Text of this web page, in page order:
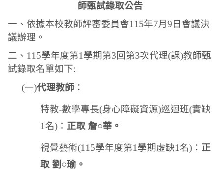
師甄試錄取公告
一、依據本校教師評審委員會115年7月9 日會議決
議辦理。
二、 115學年度第1 學期第3回第3次代理(課)教師甄
試錄取名單如下:
(一)代理教師 ：
特教-數學專長(身心障礙資源)巡迴班(實缺
1 名) ： 正取 詹○華。
視覺藝術(115學年度第1 學期虛缺1 名) ： 正
取 劉○瑜。